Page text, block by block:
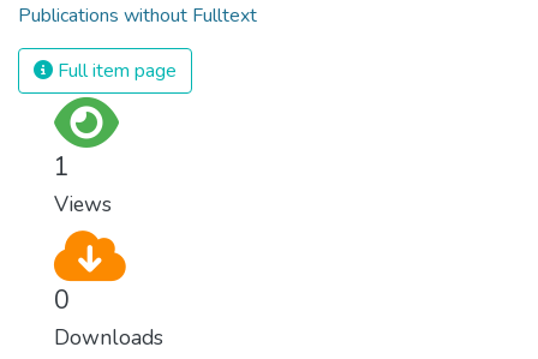
Publications without Fulltext
Full item page
1
Views
0
Downloads